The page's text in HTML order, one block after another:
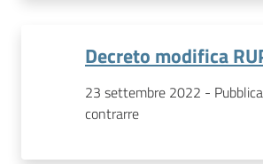
Decreto modifica
23 settembre 2022 -
contrarre